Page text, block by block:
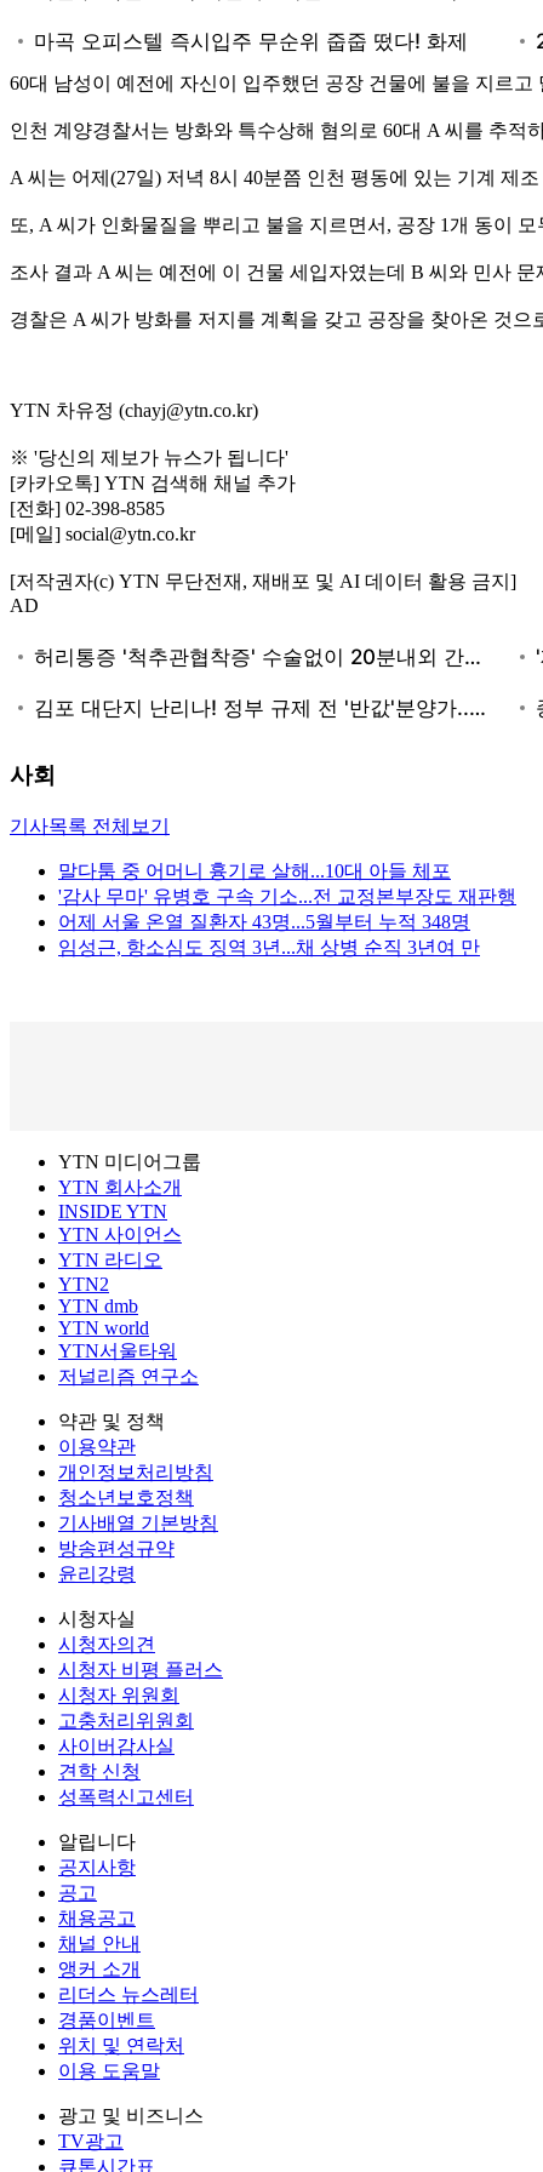
60대 남성이 예전에 자신이 입주했던 공장 건물에 불을 지르고
인천 계양경찰서는 방화와 특수상해 혐의로 60대 A 씨를 추적
A 씨는 어제(27일) 저녁 8시 40분쯤 인천 평동에 있는 기계 제
또, A 씨가 인화물질을 뿌리고 불을 지르면서, 공장 1개 동이
조사 결과 A 씨는 예전에 이 건물 세입자였는데 B 씨와 민사
경찰은 A 씨가 방화를 저지를 계획을 갖고 공장을 찾아온 것으
YTN 차유정 (chayj@ytn.co.kr)
※ '당신의 제보가 뉴스가 됩니다'
[카카오톡] YTN 검색해 채널 추가
[전화] 02-398-8585
[메일] social@ytn.co.kr
[저작권자(c) YTN 무단전재, 재배포 및 AI 데이터 활용 금지]
AD
사회
기사목록 전체보기
말다툼 중 어머니 흉기로 살해...10대 아들 체포
'감사 무마' 유병호 구속 기소...전 교정본부장도 재판행
어제 서울 온열 질환자 43명...5월부터 누적 348명
임성근, 항소심도 징역 3년...채 상병 순직 3년여 만
YTN 미디어그룹
YTN 회사소개
INSIDE YTN
YTN 사이언스
YTN 라디오
YTN2
YTN dmb
YTN world
YTN서울타워
저널리즘 연구소
약관 및 정책
이용약관
개인정보처리방침
청소년보호정책
기사배열 기본방침
방송편성규약
윤리강령
시청자실
시청자의견
시청자 비평 플러스
시청자 위원회
고충처리위원회
사이버감사실
견학 신청
성폭력신고센터
알립니다
공지사항
공고
채용공고
채널 안내
앵커 소개
리더스 뉴스레터
경품이벤트
위치 및 연락처
이용 도움말
광고 및 비즈니스
TV광고
큐톤시간표